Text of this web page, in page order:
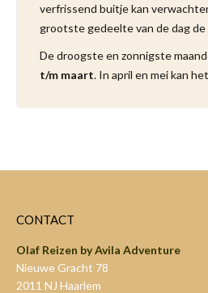
verfrissend buitje kan
grootste gedeelte van de dag de
De droogste en zonnigste
t/m maart. In april en mei kan
CONTACT
Olaf Reizen by Avila Adventure
Nieuwe Gracht 78
2011 NJ Haarlem